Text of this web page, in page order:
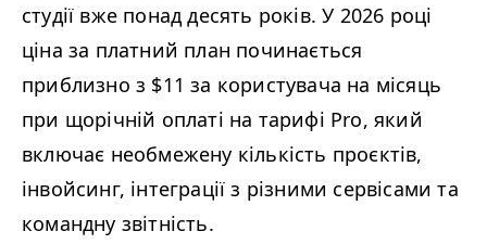
студії вже понад десять років. У 2026 році
ціна за платний план починається
приблизно з $11 за користувача на місяць
при щорічній оплаті на тарифі Pro, який
включає необмежену кількість проєктів,
інвойсинг, інтеграції з різними сервісами та
командну звітність.